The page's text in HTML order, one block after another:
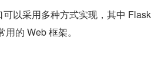
以采用多种方式实现，其中 Flask
的 Web 框架。